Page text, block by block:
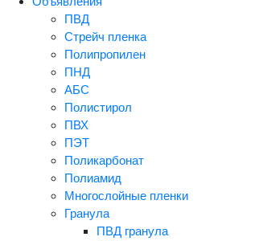
ПВД
Стрейч пленка
Полипропилен
ПНД
АБС
Полистирол
ПВХ
ПЭТ
Поликарбонат
Полиамид
Многослойные пленки
Гранула
ПВД гранула